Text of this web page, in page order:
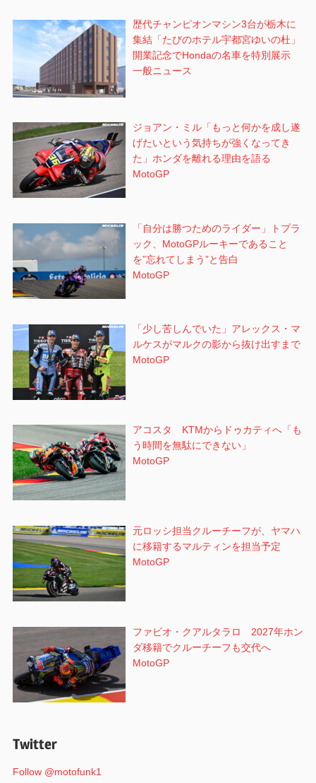
歴代チャンピオンマシン3台が栃木に
集結「たびのホテル宇都宮ゆいの杜」
開業記念でHondaの名車を特別展示
一般ニュース
ジョアン・ミル「もっと何かを成し遂
げたいという気持ちが強くなってき
た」ホンダを離れる理由を語る
MotoGP
「自分は勝つためのライダー」トプラ
ック、MotoGPルーキーであること
を”忘れてしまう”と告白
MotoGP
「少し苦しんでいた」アレックス・マ
ルケスがマルクの影から抜け出すまで
MotoGP
アコスタ KTMからドゥカティへ「も
う時間を無駄にできない」
MotoGP
元ロッシ担当クルーチーフが、ヤマハ
に移籍するマルティンを担当予定
MotoGP
ファビオ・クアルタラロ 2027年ホン
ダ移籍でクルーチーフも交代へ
MotoGP
Twitter
Follow @motofunk1